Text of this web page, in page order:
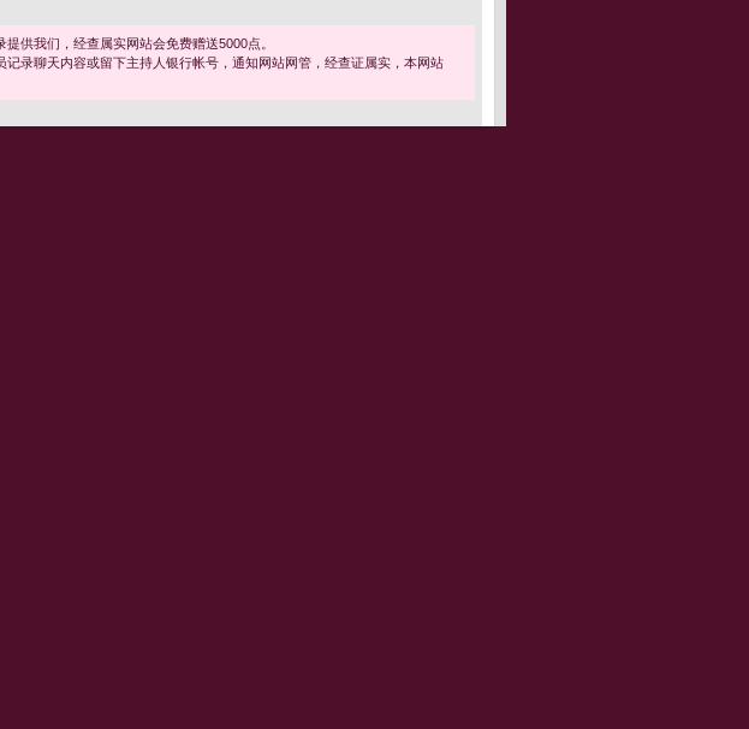
供我们，经查属实网站会免费赠送5000点。
录聊天内容或留下主持人银行帐号，通知网站网管，经查证属实，本网站